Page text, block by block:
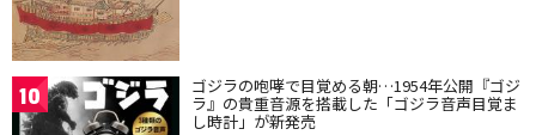
10 ゴジラの咆哮で目覚める朝…1954年公開『ゴジ
ラ』の貴重音源を搭載した「ゴジラ音声目覚ま
し時計」が新発売